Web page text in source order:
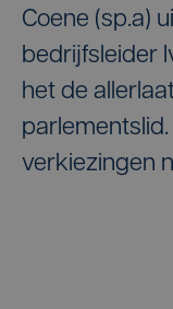
Coene (sp.a)
bedrijfsleider
het de
verkiezingen